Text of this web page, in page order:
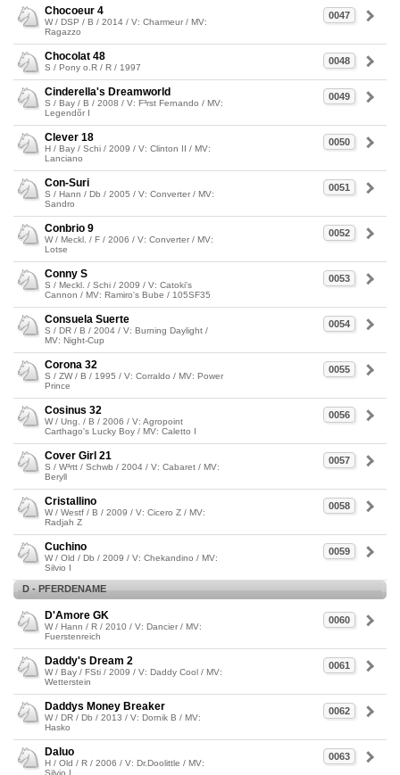
0047
Chocoeur 4
W / DSP / B / 2014 / V: Charmeur / MV:
Ragazzo
0048
Chocolat 48
S / Pony o.R / R / 1997
0049
Cinderella's Dreamworld
S / Bay / B / 2008 / V: F³rst Fernando / MV:
Legendõr I
0050
Clever 18
H / Bay / Schi / 2009 / V: Clinton II / MV:
Lanciano
0051
Con-Suri
S / Hann / Db / 2005 / V: Converter / MV:
Sandro
0052
Conbrio 9
W / Meckl. / F / 2006 / V: Converter / MV:
Lotse
0053
Conny S
S / Meckl. / Schi / 2009 / V: Catoki's
Cannon / MV: Ramiro's Bube / 105SF35
0054
Consuela Suerte
S / DR / B / 2004 / V: Burning Daylight /
MV: Night-Cup
0055
Corona 32
S / ZW / B / 1995 / V: Corraldo / MV: Power
Prince
0056
Cosinus 32
W / Ung. / B / 2006 / V: Agropoint
Carthago's Lucky Boy / MV: Caletto I
0057
Cover Girl 21
S / W³rtt / Schwb / 2004 / V: Cabaret / MV:
Beryll
0058
Cristallino
W / Westf / B / 2009 / V: Cicero Z / MV:
Radjah Z
0059
Cuchino
W / Old / Db / 2009 / V: Chekandino / MV:
Silvio I
D - PFERDENAME
0060
D'Amore GK
W / Hann / R / 2010 / V: Dancier / MV:
Fuerstenreich
0061
Daddy's Dream 2
W / Bay / FSti / 2009 / V: Daddy Cool / MV:
Wetterstein
0062
Daddys Money Breaker
W / DR / Db / 2013 / V: Dornik B / MV:
Hasko
0063
Daluo
H / Old / R / 2006 / V: Dr.Doolittle / MV:
Silvio I